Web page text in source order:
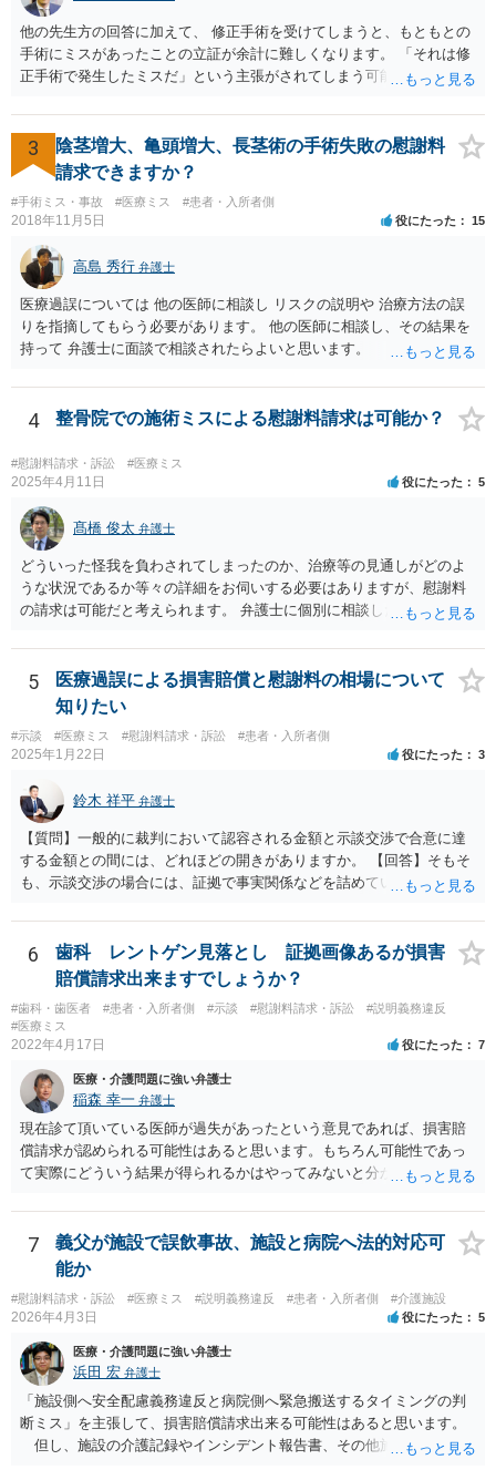
他の先生方の回答に加えて、 修正手術を受けてしまうと、もともとの
手術にミスがあったことの立証が余計に難しくなります。 「それは修
正手術で発生したミスだ」という主張がされてしまう可能性があるか
検討なさっているのであれば、修正手術を受けるまえに弁護士に相談
して対応を決めることを強くお勧めいたします。
3
陰茎増大、亀頭増大、長茎術の手術失敗の慰謝料
請求できますか？
#手術ミス・事故 #医療ミス #患者・入所者側
2018年11月5日 役にたった 15
高島 秀行 弁護士
医療過誤については 他の医師に相談し リスクの説明や 治療方法の誤
りを指摘してもらう必要があります。 他の医師に相談し、その結果を
持って 弁護士に面談で相談されたらよいと思います。
4 整骨院での施術ミスによる慰謝料請求は可能か？
#慰謝料請求・訴訟 #医療ミス
2025年4月11日 役にたった 5
髙橋 俊太 弁護士
どういった怪我を負わされてしまったのか、治療等の見通しがどのよ
うな状況であるか等々の詳細をお伺いする必要はありますが、慰謝料
の請求は可能だと考えられます。 弁護士に個別に相談した方がよいケ
してみるとよいでしょう。
5
医療過誤による損害賠償と慰謝料の相場について
知りたい
#示談 #医療ミス #慰謝料請求・訴訟 #患者・入所者側
2025年1月22日 役にたった 3
鈴木 祥平 弁護士
【質問】一般的に裁判において認容される金額と示談交渉で合意に達
する金額との間には、どれほどの開きがありますか。 【回答】そもそ
も、示談交渉の場合には、証拠で事実関係などを詰めていないことが
程度にはなると思います。
6
歯科 レントゲン見落とし 証拠画像あるが損害
賠償請求出来ますでしょうか？
#歯科・歯医者 #患者・入所者側 #示談 #慰謝料請求・訴訟
#説明義務違反
#医療ミス
2022年4月17日 役にたった 7
医療・介護問題に強い弁護士
稲森 幸一 弁護士
現在診て頂いている医師が過失があったという意見であれば、損害賠
償請求が認められる可能性はあると思います。もちろん可能性であっ
て実際にどういう結果が得られるかはやってみないと分かりません
療費や精神的苦痛を受けた分の慰謝料や仕事に影響があれば休業損害
などが考えられます。 頑張ってください。
7
義父が施設で誤飲事故、施設と病院へ法的対応可
能か
#慰謝料請求・訴訟 #医療ミス #説明義務違反 #患者・入所者側 #介護施設
2026年4月3日 役にたった 5
医療・介護問題に強い弁護士
浜田 宏 弁護士
「施設側へ安全配慮義務違反と病院側へ緊急搬送するタイミングの判
断ミス」を主張して、損害賠償請求出来る可能性はあると思います。
但し、施設の介護記録やインシデント報告書、その他施設内で作成